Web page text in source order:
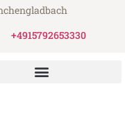
+4915792653330